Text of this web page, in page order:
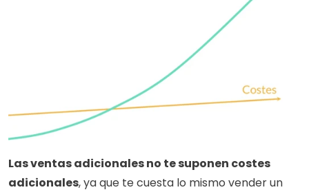
Las ventas adicionales no te suponen costes
adicionales, ya que te cuesta lo mismo vender un